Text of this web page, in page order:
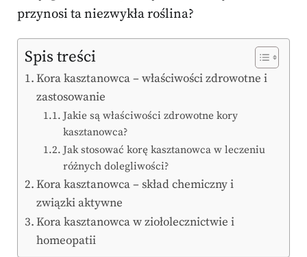
przynosi ta niezwykła roślina?
Spis treści
Kora kasztanowca – właściwości zdrowotne i
zastosowanie
Jakie są właściwości zdrowotne kory
kasztanowca?
Jak stosować korę kasztanowca w leczeniu
różnych dolegliwości?
Kora kasztanowca – skład chemiczny i
związki aktywne
Kora kasztanowca w ziołolecznictwie i
homeopatii